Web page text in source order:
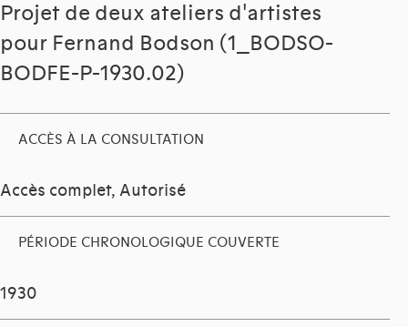
Projet de deux ateliers d'artistes
pour Fernand Bodson (1_BODSO-
BODFE-P-1930.02)
ACCÈS À LA CONSULTATION
Accès complet, Autorisé
PÉRIODE CHRONOLOGIQUE COUVERTE
1930